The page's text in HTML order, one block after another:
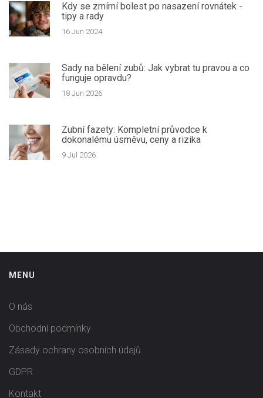
Kdy se zmírní bolest po nasazení rovnátek -
tipy a rady
16 Jun 2024
Sady na bělení zubů: Jak vybrat tu pravou a co
funguje opravdu?
18 Jun 2026
Zubní fazety: Kompletní průvodce k
dokonalému úsměvu, ceny a rizika
9 Jul 2026
MENU
O nás
Obchodní podmínky
Zásady ochrany osobních údajů
GDPR
Kontakt